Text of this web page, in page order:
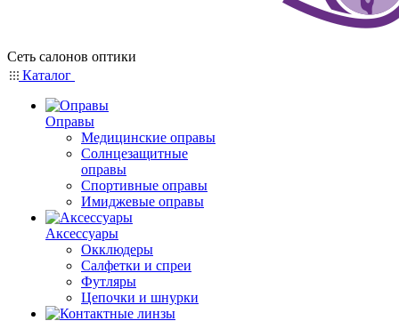
Сеть салонов оптики
Каталог
Оправы
Медицинские оправы
Солнцезащитные
оправы
Спортивные оправы
Имиджевые оправы
Аксессуары
Окклюдеры
Салфетки и спреи
Футляры
Цепочки и шнурки